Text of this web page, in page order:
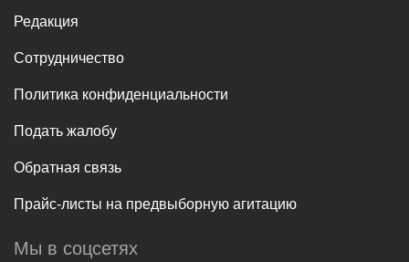
Редакция
Сотрудничество
Политика конфиденциальности
Подать жалобу
Обратная связь
Прайс-листы на предвыборную агитацию
Мы в соцсетях